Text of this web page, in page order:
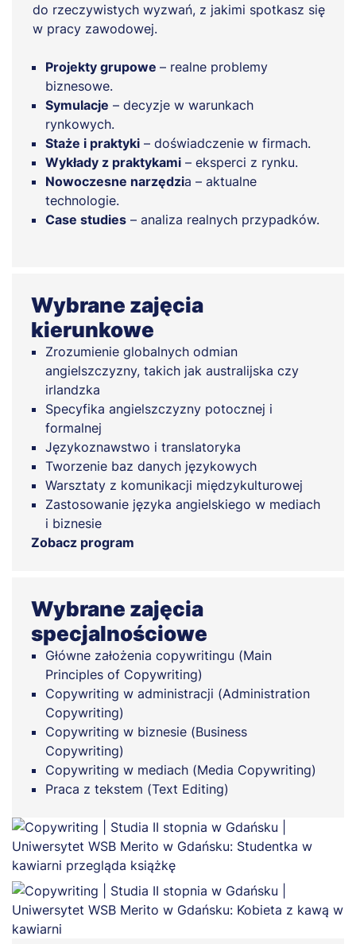
do rzeczywistych wyzwań, z jakimi spotkasz się
w pracy zawodowej.
Projekty grupowe – realne problemy
biznesowe.
Symulacje – decyzje w warunkach
rynkowych.
Staże i praktyki – doświadczenie w firmach.
Wykłady z praktykami – eksperci z rynku.
Nowoczesne narzędzia – aktualne
technologie.
Case studies – analiza realnych przypadków.
Wybrane zajęcia
kierunkowe
Zrozumienie globalnych odmian
angielszczyzny, takich jak australijska czy
irlandzka
Specyfika angielszczyzny potocznej i
formalnej
Językoznawstwo i translatoryka
Tworzenie baz danych językowych
Warsztaty z komunikacji międzykulturowej
Zastosowanie języka angielskiego w mediach
i biznesie
Zobacz program
Wybrane zajęcia
specjalnościowe
Główne założenia copywritingu (Main
Principles of Copywriting)
Copywriting w administracji (Administration
Copywriting)
Copywriting w biznesie (Business
Copywriting)
Copywriting w mediach (Media Copywriting)
Praca z tekstem (Text Editing)